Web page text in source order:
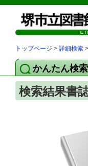
トップページ > 詳細検索 >
かんたん検索
検索結果書